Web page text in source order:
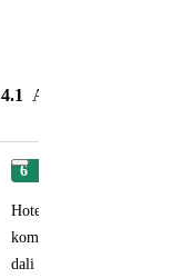
4.1 Atrakce v okolí
6
Hotel R2 Rio Calma byl nejhezčí z celého města. Sice starší, ale čistý na nádherném místě. Samostatný,
komplexu. Zpočátku jsme
dali plánek. Jediné co by